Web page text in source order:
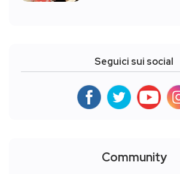
Seguici sui social
Community